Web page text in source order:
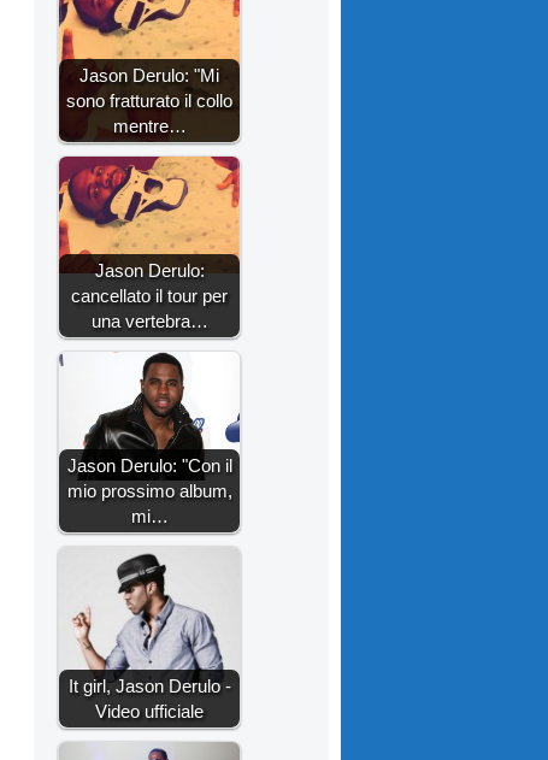
Jason Derulo: "Mi
sono fratturato il collo
mentre…
Jason Derulo:
cancellato il tour per
una vertebra…
Jason Derulo: "Con il
mio prossimo album,
mi…
It girl, Jason Derulo -
Video ufficiale